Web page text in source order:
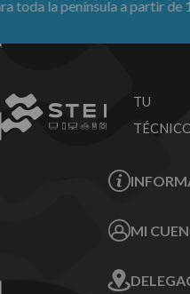
la península a partir de
TU
Sobre
MI
Mis